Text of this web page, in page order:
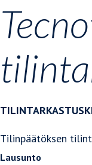
Tilinpäätöksen
Lausunto